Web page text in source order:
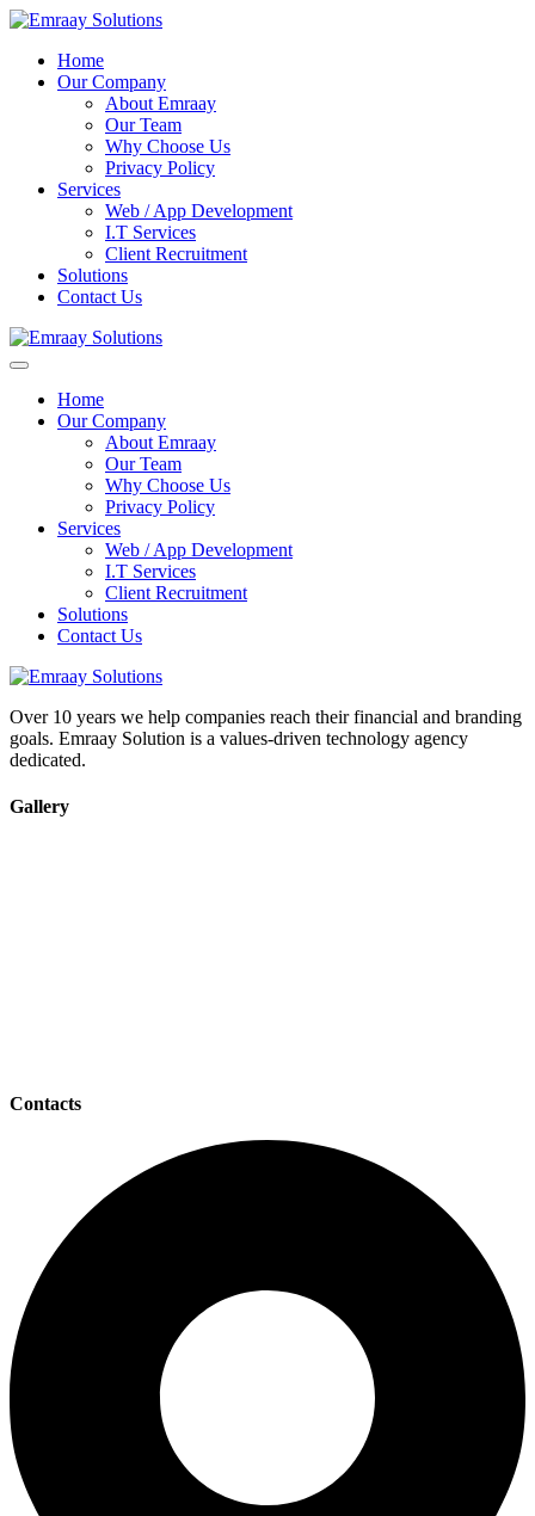
Home
Our Company
About Emraay
Our Team
Why Choose Us
Privacy Policy
Services
Web / App Development
I.T Services
Client Recruitment
Solutions
Contact Us
Home
Our Company
About Emraay
Our Team
Why Choose Us
Privacy Policy
Services
Web / App Development
I.T Services
Client Recruitment
Solutions
Contact Us
Over 10 years we help companies reach their financial and branding
goals. Emraay Solution is a values-driven technology agency
dedicated.
Gallery
Contacts